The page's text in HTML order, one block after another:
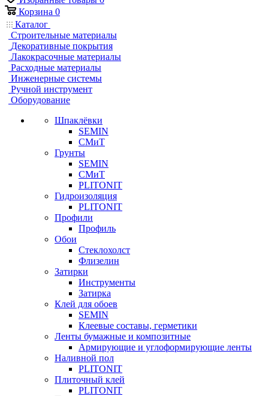
Корзина 0
Каталог
Строительные материалы
Декоративные покрытия
Лакокрасочные материалы
Расходные материалы
Инженерные системы
Ручной инструмент
Оборудование
Шпаклёвки
SEMIN
СМиТ
Грунты
SEMIN
СМиТ
PLITONIT
Гидроизоляция
PLITONIT
Профили
Профиль
Обои
Стеклохолст
Флизелин
Затирки
Инструменты
Затирка
Клей для обоев
SEMIN
Клеевые составы, герметики
Ленты бумажные и композитные
Армирующие и углоформирующие ленты
Наливной пол
PLITONIT
Плиточный клей
PLITONIT